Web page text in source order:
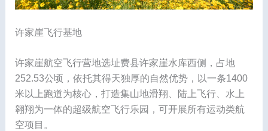
许家崖飞行基地
许家崖航空飞行营地选址费县许家崖水库西侧，占地
252.53公顷，依托其得天独厚的自然优势，以一条1400
米以上跑道为核心，打造集山地滑翔、陆上飞行、水上
翱翔为一体的超级航空飞行乐园，可开展所有运动类航
空项目。